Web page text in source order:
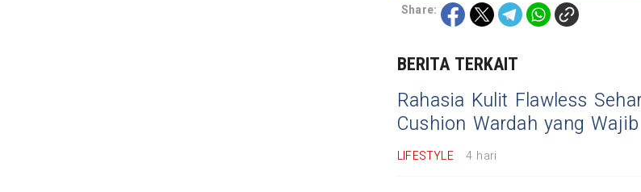
Share:
BERITA TERKAIT
Rahasia Kulit Flawless
Cushion Wardah yang
LIFESTYLE 4 hari